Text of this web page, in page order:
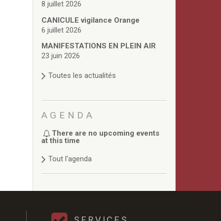
8 juillet 2026
CANICULE vigilance Orange
6 juillet 2026
MANIFESTATIONS EN PLEIN AIR
23 juin 2026
Toutes les actualités
AGENDA
There are no upcoming events
at this time
Tout l'agenda